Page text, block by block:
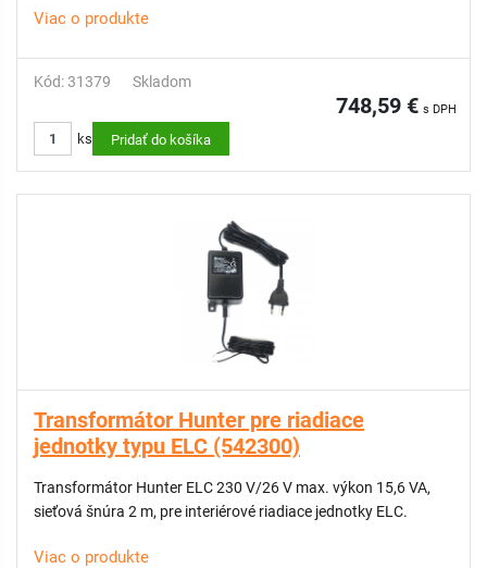
Viac o produkte
Kód: 31379 Skladom
748,59 € s DPH
ks Pridať do košíka
Transformátor Hunter pre riadiace
jednotky typu ELC (542300)
Transformátor Hunter ELC 230 V/26 V max. výkon 15,6 VA,
sieťová šnúra 2 m, pre interiérové riadiace jednotky ELC.
Viac o produkte